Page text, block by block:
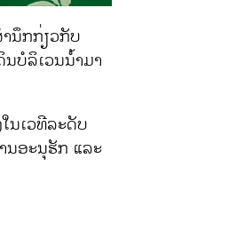
ນຶກກ່ຽວກັບ
ບໍລິເວນນໍ້າມາ
ນເວທີລະດັບ
ນອະນຸຮັກ ແລະ